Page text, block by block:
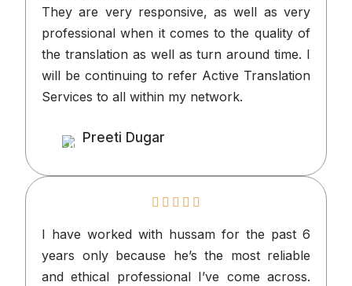
They are very responsive, as well as
professional when it comes to the
the translation as well as turn around
will be continuing to refer Active
Services to all within my network.
Preeti Dugar
I have worked with hussam for the
years only because he’s the most
and ethical professional I’ve come